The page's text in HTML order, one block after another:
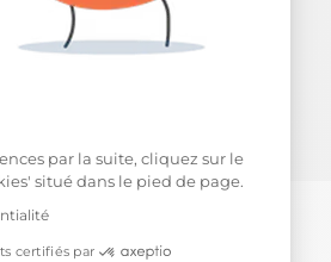
par la suite, cliquez sur le
situé dans le pied de page.
certifiés par